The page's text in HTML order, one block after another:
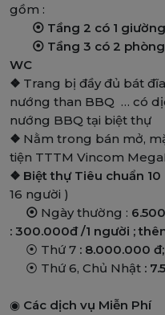
gồm :
⦿ Tầng 2 có 1
⦿ Tầng 3 có 2
WC
❖ Trang bị đầy đủ bát
nướng than BBQ … có
nướng BBQ tại biệt thự
❖ Nằm trong bán mở,
tiện TTTM Vincom
❖ Biệt thự Tiêu chuẩn
16 người )
⦿ Ngày thường :
: 300.000đ /1 người ;
⦿ Thứ 7 : 8.000.000 đ;
⦿ Thứ 6, Chủ Nhật :
◉ Các dịch vụ Miễn Phí